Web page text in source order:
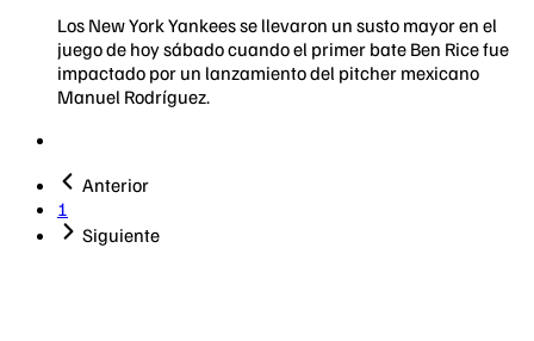
Los New York Yankees se llevaron un susto mayor en el
juego de hoy sábado cuando el primer bate Ben Rice fue
impactado por un lanzamiento del pitcher mexicano
Manuel Rodríguez.
Anterior
1
Siguiente